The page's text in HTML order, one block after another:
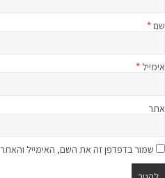
שם*
אימייל *
אתר
שמור בדפדפן זה את השם, האימייל